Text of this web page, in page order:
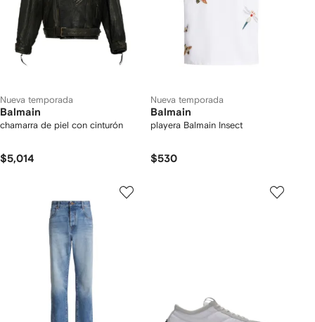
Nueva temporada
Balmain
chamarra de piel con cinturón
$5,014
Nueva temporada
Balmain
playera Balmain Insect
$530